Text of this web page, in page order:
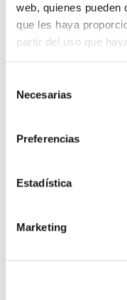
web, quienes pueden
que les haya
partir del uso que
Necesarias
Preferencias
Estadística
Marketing
CHALECO CON CAPUCHA
PLUMAS ADIDAS NEGRO